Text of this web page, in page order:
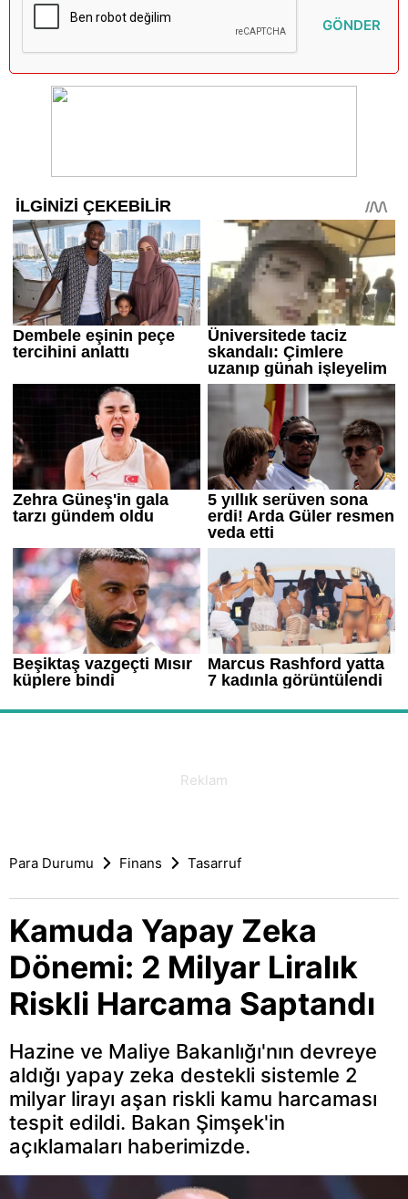
GÖNDER
Para Durumu Finans Tasarruf
Kamuda Yapay Zeka
Dönemi: 2 Milyar Liralık
Riskli Harcama Saptandı
Hazine ve Maliye Bakanlığı'nın devreye
aldığı yapay zeka destekli sistemle 2
milyar lirayı aşan riskli kamu harcaması
tespit edildi. Bakan Şimşek'in
açıklamaları haberimizde.